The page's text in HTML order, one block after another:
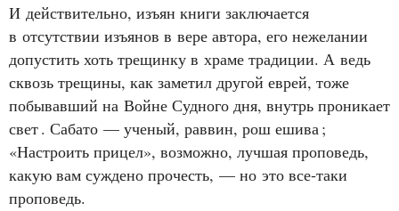
И действительно, изъян книги заключается
в отсутствии изъянов в вере автора, его нежелании
допустить хоть трещинку в храме традиции. А ведь
сквозь трещины, как заметил другой еврей, тоже
побывавший на Войне Судного дня, внутрь проникает
свет. Сабато — ученый, раввин, рош ешива;
«Настроить прицел», возможно, лучшая проповедь,
какую вам суждено прочесть, — но это все‑таки
проповедь.